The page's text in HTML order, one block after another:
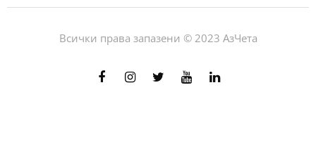
Всички права запазени © 2023 АзЧета